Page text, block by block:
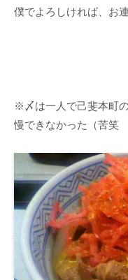
僕でよろしければ、お
※〆は一人で己斐本町
慢できなかった（苦笑